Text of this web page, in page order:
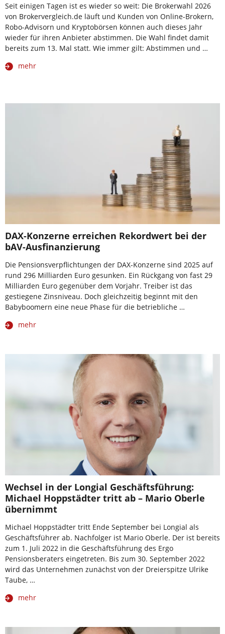
Seit einigen Tagen ist es wieder so weit: Die Brokerwahl 2026
von Brokervergleich.de läuft und Kunden von Online-Brokern,
Robo-Advisorn und Kryptobörsen können auch dieses Jahr
wieder für ihren Anbieter abstimmen. Die Wahl findet damit
bereits zum 13. Mal statt. Wie immer gilt: Abstimmen und …
mehr
DAX-Konzerne erreichen Rekordwert bei der
bAV-Ausfinanzierung
Die Pensionsverpflichtungen der DAX-Konzerne sind 2025 auf
rund 296 Milliarden Euro gesunken. Ein Rückgang von fast 29
Milliarden Euro gegenüber dem Vorjahr. Treiber ist das
gestiegene Zinsniveau. Doch gleichzeitig beginnt mit den
Babyboomern eine neue Phase für die betriebliche …
mehr
Wechsel in der Longial Geschäftsführung:
Michael Hoppstädter tritt ab – Mario Oberle
übernimmt
Michael Hoppstädter tritt Ende September bei Longial als
Geschäftsführer ab. Nachfolger ist Mario Oberle. Der ist bereits
zum 1. Juli 2022 in die Geschäftsführung des Ergo
Pensionsberaters eingetreten. Bis zum 30. September 2022
wird das Unternehmen zunächst von der Dreierspitze Ulrike
Taube, …
mehr